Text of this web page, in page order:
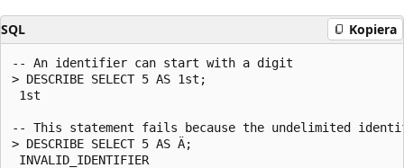
SQL Kopiera
-- An identifier can start with a digit
> DESCRIBE SELECT 5 AS 1st;
1st
-- This statement fails because the undelimited
> DESCRIBE SELECT 5 AS Ä;
INVALID_IDENTIFIER